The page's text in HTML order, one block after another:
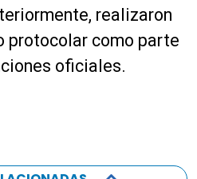
realizaron
protocolar como parte
oficiales.